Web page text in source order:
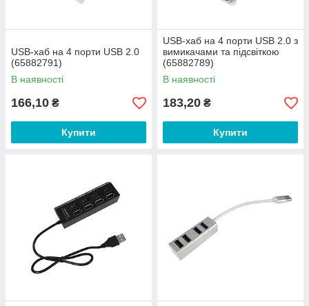
USB-хаб на 4 порти USB 2.0
(65882791)
В наявності
166,10 ₴
Купити
USB-хаб на 4 порти USB 2.0 з
вимикачами та підсвіткою
(65882789)
В наявності
183,20 ₴
Купити